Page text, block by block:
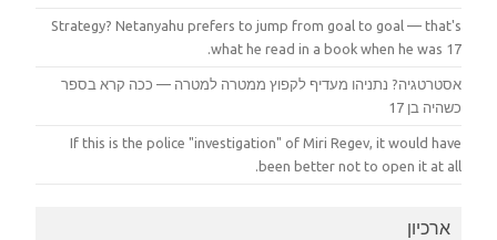
Strategy? Netanyahu prefers to jump from goal to goal — that's
what he read in a book when he was 17.
אסטרטגיה? נתניהו מעדיף לקפוץ ממטרה למטרה — ככה קרא בספר
כשהיה בן 17
If this is the police "investigation" of Miri Regev, it would have
been better not to open it at all.
ארכיון